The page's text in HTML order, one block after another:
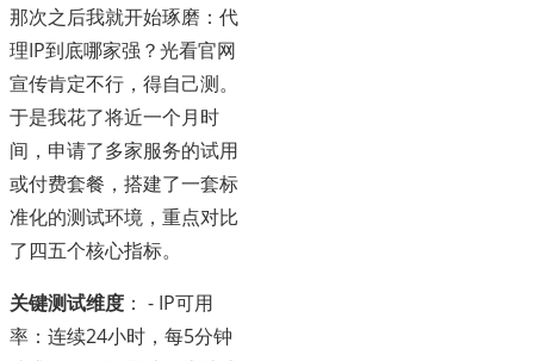
那次之后我就开始琢磨：代
理IP到底哪家强？光看官网
宣传肯定不行，得自己测。
于是我花了将近一个月时
间，申请了多家服务的试用
或付费套餐，搭建了一套标
准化的测试环境，重点对比
了四五个核心指标。
关键测试维度 ： - IP可用
率：连续24小时，每5分钟